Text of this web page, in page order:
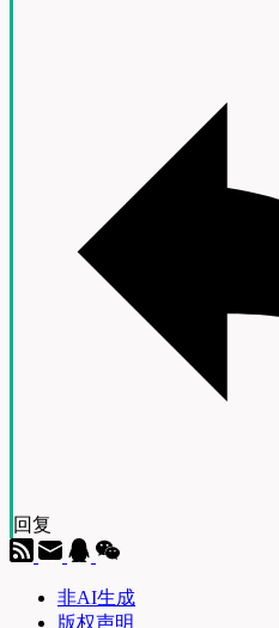
回复
非AI生成
版权声明